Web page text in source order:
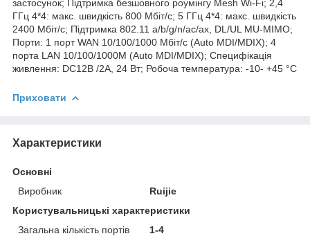
застосунок; Підтримка безшовного роумінгу Mesh Wi-Fi; 2,4
ГГц 4*4: макс. швидкість 800 Мбіт/с; 5 ГГц 4*4: макс. швидкість
2400 Мбіт/с; Підтримка 802.11 a/b/g/n/ac/ax, DL/UL MU-MIMO;
Порти: 1 порт WAN 10/100/1000 Мбіт/с (Auto MDI/MDIX); 4
порта LAN 10/100/1000M (Auto MDI/MDIX); Специфікація
живлення: DC12В /2А, 24 Вт; Робоча температура: -10- +45 °C
Приховати
Характеристики
Основні
Виробник
Ruijie
Користувальницькі характеристики
Загальна кількість портів
1-4